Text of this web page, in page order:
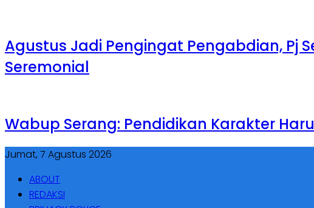
Agustus Jadi Pengingat Pengabdian, Pj
Seremonial
Wabup Serang: Pendidikan Karakter
Jumat, 7 Agustus 2026
ABOUT
REDAKSI